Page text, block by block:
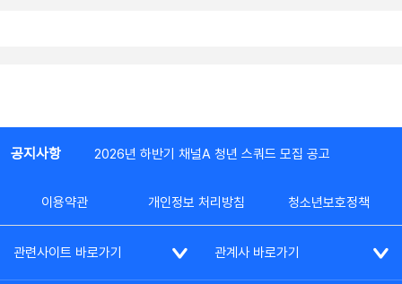
공지사항 2026년 하반기 채널A 청년 스쿼드 모집 공고
이용약관 개인정보 처리방침 청소년보호정책
관련사이트 바로가기 관계사 바로가기